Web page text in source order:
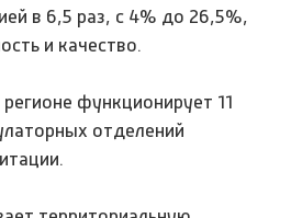
в 6,5 раз, с 4% до 26,5%,
и качество.
функционирует 11
отделений